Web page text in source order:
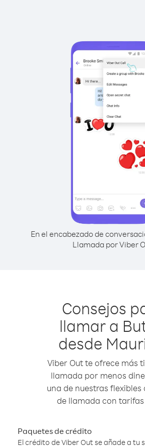
En el encabezado de
Llamada por Viber
Consejos
llamar a
desde
Viber Out te ofrece más
llamada por menos
una de nuestras flexibles
de llamada con
Paquetes de crédito
El crédito de Viber Out se añade a tu